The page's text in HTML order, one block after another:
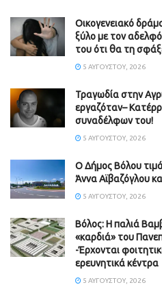
Οικογενειακό
ξύλο με τον
του ότι θα τη
5 ΑΥΓΟΎΣΤΟΥ, 2026
Τραγωδία στην
εργαζόταν–
συναδέλφων του!
5 ΑΥΓΟΎΣΤΟΥ, 2026
Ο Δήμος Βόλου
Άννα Αϊβαζόγλου
5 ΑΥΓΟΎΣΤΟΥ, 2026
Βόλος: Η παλιά
«καρδιά» του
-Έρχονται
ερευνητικά κέντρα
5 ΑΥΓΟΎΣΤΟΥ, 2026